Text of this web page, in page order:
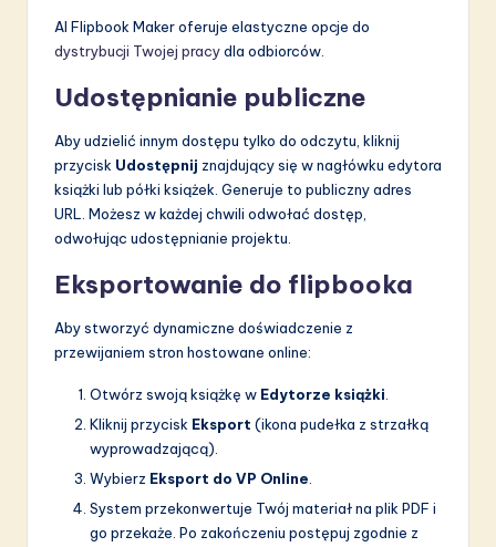
AI Flipbook Maker oferuje elastyczne opcje do
dystrybucji Twojej pracydla odbiorców.
Udostępnianie publiczne
Aby udzielić innym dostępu tylko do odczytu, kliknij
przycisk Udostępnij znajdujący się w nagłówku edytora
książki lub półki książek. Generuje to publiczny adres
URL. Możesz w każdej chwili odwołać dostęp,
odwołując udostępnianie projektu.
Eksportowanie do flipbooka
Aby stworzyć dynamiczne doświadczenie z
przewijaniem stron hostowane online:
Otwórz swoją książkę w Edytorze książki
Kliknij przycisk Eksport (ikona pudełka z strzałką
wyprowadzającą).
Wybierz Eksport do VP Online
System przekonwertuje Twój materiał na plik PDF i
go przekaże. Po zakończeniu postępuj zgodnie z